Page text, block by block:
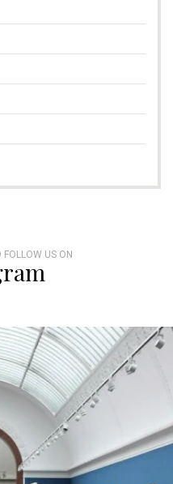
FOLLOW US ON